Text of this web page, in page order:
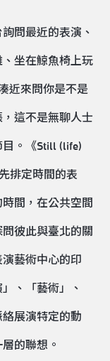
問最近的表演、
坐在鯨魚椅上玩
近來問你是不是
這不是無聊人士
目。《Still (life)
排定時間的表
間，在公共空間
彼此與臺北的關
藝術中心的印
、「藝術」、
絡展演特定的動
的聯想。